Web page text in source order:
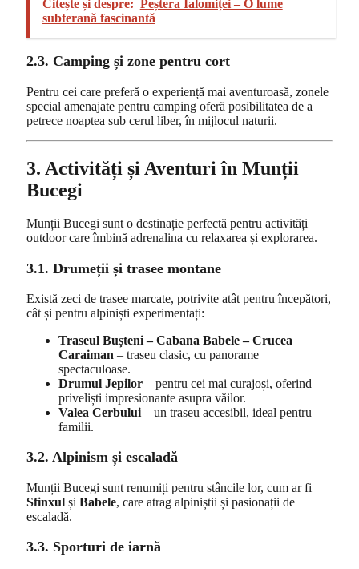
Citește și despre:
Peștera Ialomiței – O lume
subterană fascinantă
2.3. Camping și zone pentru cort
Pentru cei care preferă o experiență mai aventuroasă, zonele
special amenajate pentru camping oferă posibilitatea de a
petrece noaptea sub cerul liber, în mijlocul naturii.
3. Activități și Aventuri în Munții
Bucegi
Munții Bucegi sunt o destinație perfectă pentru activități
outdoor care îmbină adrenalina cu relaxarea și explorarea.
3.1. Drumeții și trasee montane
Există zeci de trasee marcate, potrivite atât pentru începători,
cât și pentru alpiniști experimentați:
Traseul Bușteni – Cabana Babele – Crucea
Caraiman – traseu clasic, cu panorame
spectaculoase.
Drumul Jepilor – pentru cei mai curajoși, oferind
priveliști impresionante asupra văilor.
Valea Cerbului – un traseu accesibil, ideal pentru
familii.
3.2. Alpinism și escaladă
Munții Bucegi sunt renumiți pentru stâncile lor, cum ar fi
Sfinxul și Babele, care atrag alpiniștii și pasionații de
escaladă.
3.3. Sporturi de iarnă